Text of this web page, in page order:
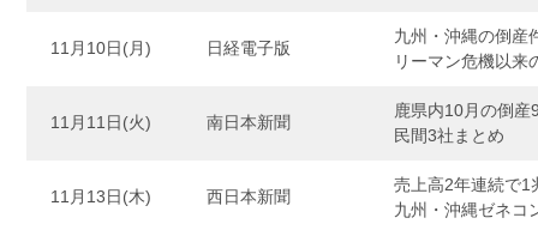
11月10日(月) 日経電子版
九州・沖縄の倒産
リーマン危機以来
11月11日(火) 南日本新聞
鹿県内10月の倒産
民間3社まとめ
11月13日(木) 西日本新聞
売上高2年連続で1
九州・沖縄ゼネコ